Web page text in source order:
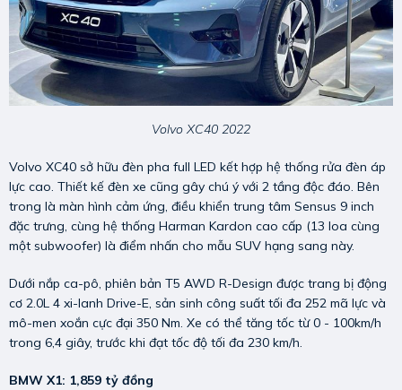
Volvo XC40 2022
Volvo XC40 sở hữu đèn pha full LED kết hợp hệ thống rửa đèn áp
lực cao. Thiết kế đèn xe cũng gây chú ý với 2 tầng độc đáo. Bên
trong là màn hình cảm ứng, điều khiển trung tâm Sensus 9 inch
đặc trưng, cùng hệ thống Harman Kardon cao cấp (13 loa cùng
một subwoofer) là điểm nhấn cho mẫu SUV hạng sang này.
Dưới nắp ca-pô, phiên bản T5 AWD R-Design được trang bị động
cơ 2.0L 4 xi-lanh Drive-E, sản sinh công suất tối đa 252 mã lực và
mô-men xoắn cực đại 350 Nm. Xe có thể tăng tốc từ 0 - 100km/h
trong 6,4 giây, trước khi đạt tốc độ tối đa 230 km/h.
BMW X1: 1,859 tỷ đồng